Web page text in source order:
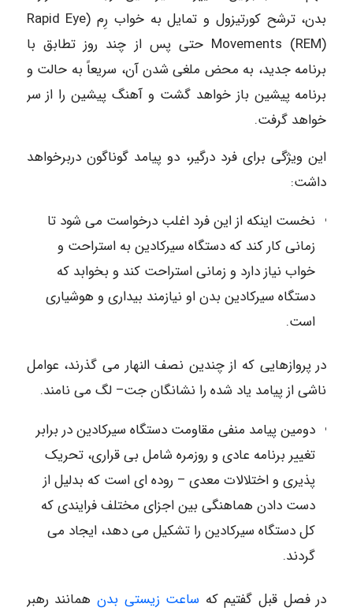
بدن، ترشح کورتیزول و تمایل به خواب رِم (Rapid Eye
Movements (REM) حتی پس از چند روز تطابق با
برنامه جدید، به محض ملغی شدن آن، سریعاً به حالت و
برنامه پیشین باز خواهد گشت و آهنگ پیشین را از سر
خواهد گرفت.
این ویژگی برای فرد درگیر، دو پیامد گوناگون دربرخواهد
داشت:
نخست اینکه از این فرد اغلب درخواست می شود تا
زمانی کار کند که دستگاه سیرکادین به استراحت و
خواب نیاز دارد و زمانی استراحت کند و بخوابد که
دستگاه سیرکادین بدن او نیازمند بیداری و هوشیاری
است.
در پروازهایی که از چندین نصف النهار می گذرند، عوامل
ناشی از پیامد یاد شده را نشانگان جت– لگ می نامند.
دومین پیامد منفی مقاومت دستگاه سیرکادین در برابر
تغییر برنامه عادی و روزمره شامل بی قراری، تحریک
پذیری و اختلالات معدی – روده ای است که بدلیل از
دست دادن هماهنگی بین اجزای مختلف فرایندی که
کل دستگاه سیرکادین را تشکیل می دهد، ایجاد می
گردند.
در فصل قبل گفتیم که ساعت زیستی بدن همانند رهبر